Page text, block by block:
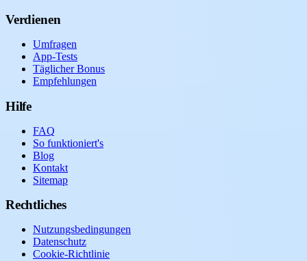
Verdienen
Umfragen
App-Tests
Täglicher Bonus
Empfehlungen
Hilfe
FAQ
So funktioniert's
Blog
Kontakt
Sitemap
Rechtliches
Nutzungsbedingungen
Datenschutz
Cookie-Richtlinie